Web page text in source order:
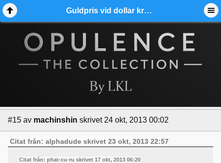
Guldpris vid dollar krasch - Ädelmetallforum
#15 av machinshin skrivet 24 okt, 2013 00:02
Citat från: alphadude skrivet 23 okt, 2013 22:57
Citat från: phat-cu-ru skrivet 17 okt, 2013 06:20